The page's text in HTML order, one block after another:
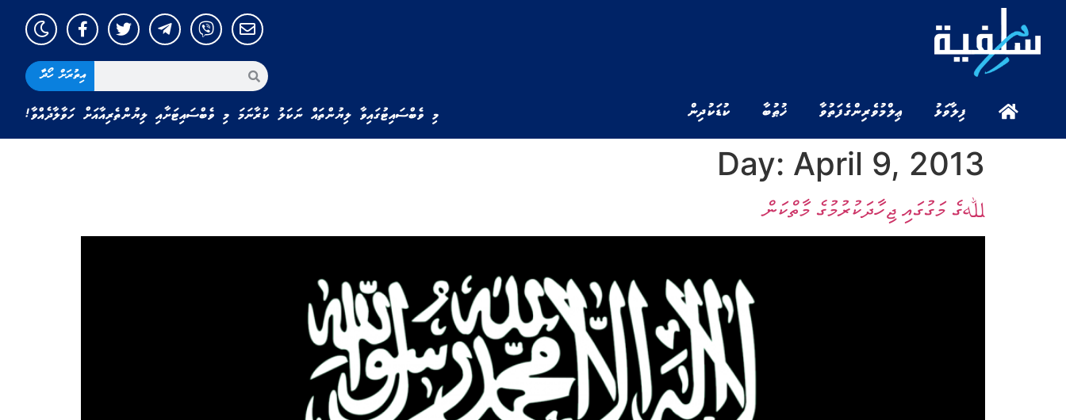
ފިލާވަޅު ޢިލްމުވެރިންގެ ފަތުވާ ޚުޠުބާ ކުޑަކުދިން
އިތުރަށް ހޯދާ
މި ވެބްސައިޓުގައިވާ ލިޔުންތައް ނަކަލު ކުރާނަމަ މި ވެބްސައިޓަށާއި ލިޔުންތެރިއާއަށް ހަވާލާދެއްވާ!
Day: April 9, 2013
ﷲގެ މަގުގައި ޖިހާދަކުރުމުގެ މާތްކަން